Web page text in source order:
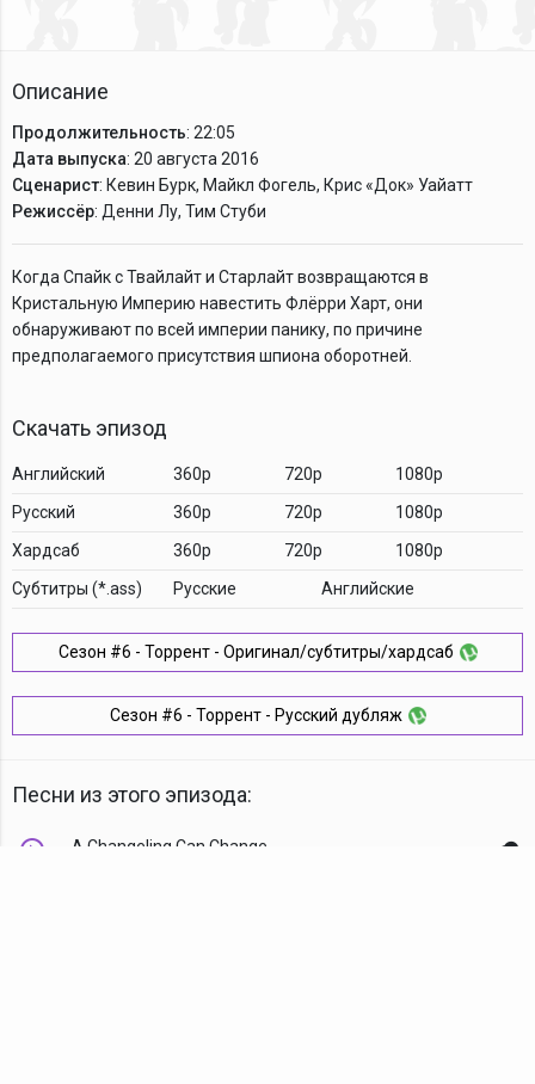
Описание
Продолжительность: 22:05
Дата выпуска: 20 августа 2016
Сценарист: Кевин Бурк, Майкл Фогель, Крис «Док» Уайатт
Режиссёр: Денни Лу, Тим Стуби
Когда Спайк с Твайлайт и Старлайт возвращаются в
Кристальную Империю навестить Флёрри Харт, они
обнаруживают по всей империи панику, по причине
предполагаемого присутствия шпиона оборотней.
Скачать эпизод
Английский 360p 720p
1080p
Русский
360p 720p
1080p
Хардсаб
360p 720p
1080p
Cубтитры (*.ass)
Русские Английские
Сезон #6 - Торрент - Оригинал/субтитры/хардсаб
Сезон #6 - Торрент - Русский дубляж
Песни из этого эпизода:
A Changeling Can Change